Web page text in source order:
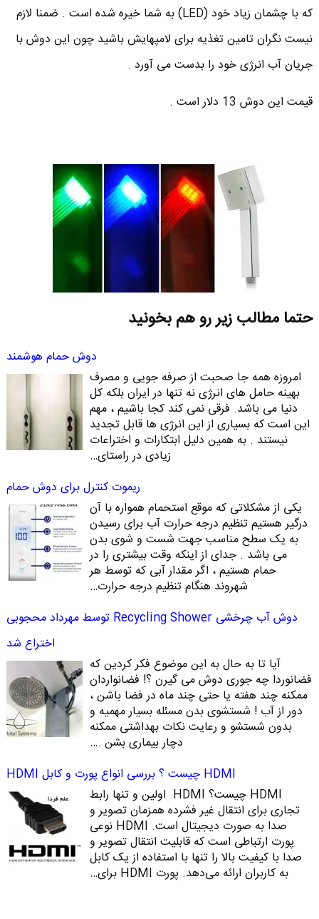
که با چشمان زیاد خود (LED) به شما خیره شده است . ضمنا لازم
نیست نگران تامین تغذیه برای لامپهایش باشید چون این دوش با
جریان آب انرژی خود را بدست می آورد .
قیمت این دوش 13 دلار است .
حتما مطالب زیر رو هم بخونید
دوش حمام هوشمند
امروزه همه جا صحبت از صرفه جویی و مصرف
بهینه حامل های انرژی نه تنها در ایران بلکه کل
دنیا می باشد. فرقی نمی کند کجا باشیم ، مهم
این است که بسیاری از این انرژی ها قابل تجدید
نیستند . به همین دلیل ابتکارات و اختراعات
زیادی در راستای…
ریموت کنترل برای دوش حمام
یکی از مشکلاتی که موقع استحمام همواره با آن
درگیر هستیم تنظیم درجه حرارت آب برای رسیدن
به یک سطح مناسب جهت شست و شوی بدن
می باشد . جدای از اینکه وقت بیشتری را در
حمام هستیم ، اگر مقدار آبی که توسط هر
شهروند هنگام تنظیم درجه حرارت…
دوش آب چرخشی Recycling Shower توسط مهرداد محجوبی
اختراع شد
آیا تا به حال به این موضوع فکر کردین که
فضانوردا چه جوری دوش می گیرن ؟! فضانواردان
ممکنه چند هفته یا حتی چند ماه در فضا باشن ،
دور از آب ! شستشوی بدن مسئله بسیار مهمیه و
بدون شستشو و رعایت نکات بهداشتی ممکنه
دچار بیماری بشن .…
HDMI چیست ؟ بررسی انواع پورت و کابل HDMI
HDMI چیست؟ HDMI اولین و تنها رابط
تجاری برای انتقال غیر فشرده همزمان تصویر و
صدا به صورت دیجیتال است. HDMI نوعی
پورت ارتباطی است که قابلیت انتقال تصویر و
صدا با کیفیت بالا را تنها با استفاده از یک کابل
به کاربران ارائه می‌دهد. پورت HDMI برای…